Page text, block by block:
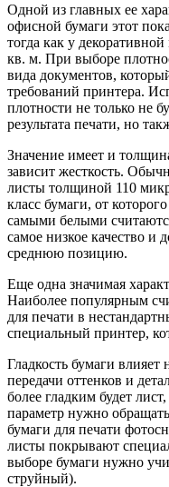
Одной из главных ее
офисной бумаги этот
тогда как у
кв. м. При выборе
вида документов,
требований принтера.
плотности не только не
результата печати, но
Значение имеет и
зависит жесткость.
листы толщиной 110
класс бумаги, от
самыми белыми
самое низкое качество и
среднюю позицию.
Еще одна значимая
Наиболее популярным
для печати в
специальный принтер,
Гладкость бумаги влияет
передачи оттенков и
более гладким будет
параметр нужно
бумаги для печати
листы покрывают
выборе бумаги нужно
струйный).